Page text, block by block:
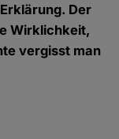
Der
Wirklichkeit,
vergisst man